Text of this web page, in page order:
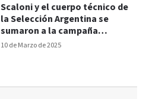
10 de Marzo de 2025
Scaloni y el cuerpo técnico de
la Selección Argentina se
sumaron a la campaña
solidaria por Bahía Blanca